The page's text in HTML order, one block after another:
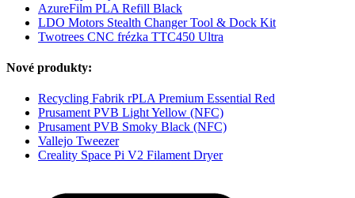
AzureFilm PLA Refill Black
LDO Motors Stealth Changer Tool & Dock Kit
Twotrees CNC frézka TTC450 Ultra
Nové produkty:
Recycling Fabrik rPLA Premium Essential Red
Prusament PVB Light Yellow (NFC)
Prusament PVB Smoky Black (NFC)
Vallejo Tweezer
Creality Space Pi V2 Filament Dryer